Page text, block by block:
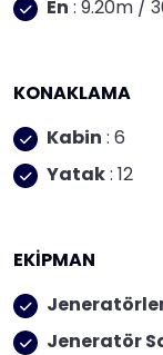
En : 9.20m /
KONAKLAMA
Kabin : 6
Yatak: 12
EKİPMAN
Jeneratör